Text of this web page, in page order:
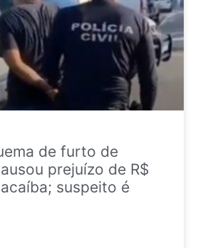
de furto de
prejuízo de R$
suspeito é